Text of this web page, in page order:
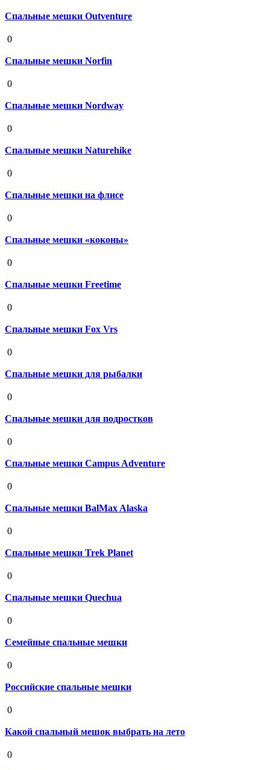
Спальные мешки Outventure
0
Спальные мешки Norfin
0
Спальные мешки Nordway
0
Спальные мешки Naturehike
0
Спальные мешки на флисе
0
Спальные мешки «коконы»
0
Спальные мешки Freetime
0
Спальные мешки Fox Vrs
0
Спальные мешки для рыбалки
0
Спальные мешки для подростков
0
Спальные мешки Campus Adventure
0
Спальные мешки BalMax Alaska
0
Спальные мешки Trek Planet
0
Спальные мешки Quechua
0
Семейные спальные мешки
0
Российские спальные мешки
0
Какой спальный мешок выбрать на лето
0